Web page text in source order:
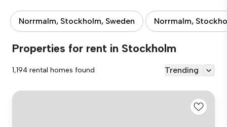
Norrmalm, Stockholm, Sweden Norrmalm,
Properties for rent in Stockholm
1,194 rental homes found Trending